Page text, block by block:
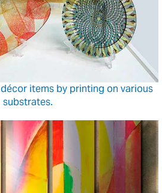
items by printing on various
substrates.